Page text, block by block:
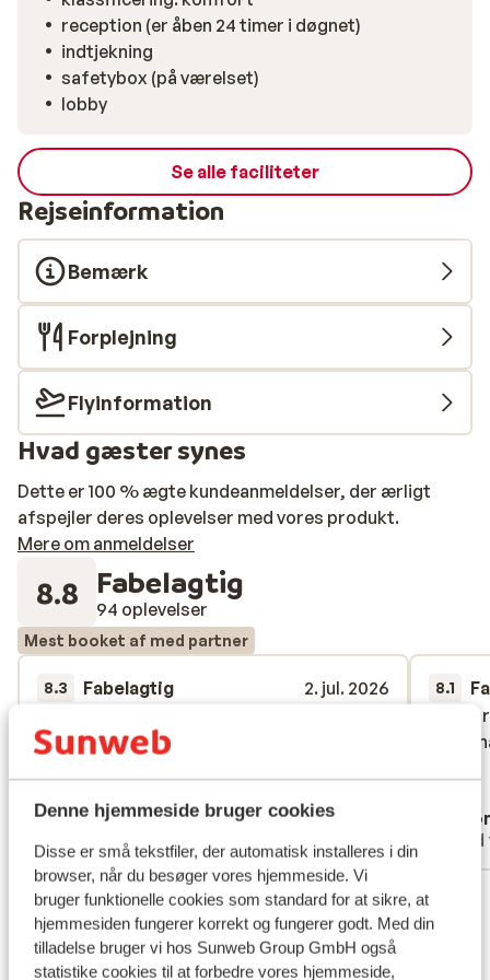
Denne hjemmeside bruger cookies
Disse er små tekstfiler, der automatisk installeres i din
browser, når du besøger vores hjemmeside. Vi
bruger funktionelle cookies som standard for at sikre, at
hjemmesiden fungerer korrekt og fungerer godt. Med din
tilladelse bruger vi hos Sunweb Group GmbH også
statistike cookies til at forbedre vores hjemmeside,
reception (er åben 24 timer i døgnet)
indtjekning
safetybox (på værelset)
lobby
Se alle faciliteter
Rejseinformation
Bemærk
Forplejning
Flyinformation
Hvad gæster synes
Dette er 100 % ægte kundeanmeldelser, der ærligt
afspejler deres oplevelser med vores produkt.
Mere om anmeldelser
8.8 Fabelagtig
94 oplevelser
Mest booket af med partner
8.3 Fabelagtig
2. jul. 2026
sombre et assez spartiate + hôtel en
sombre et assez spartiate + hôtel en
Anonym
Med partner
8.1
Se alle 94 anmeldelser
Lokation